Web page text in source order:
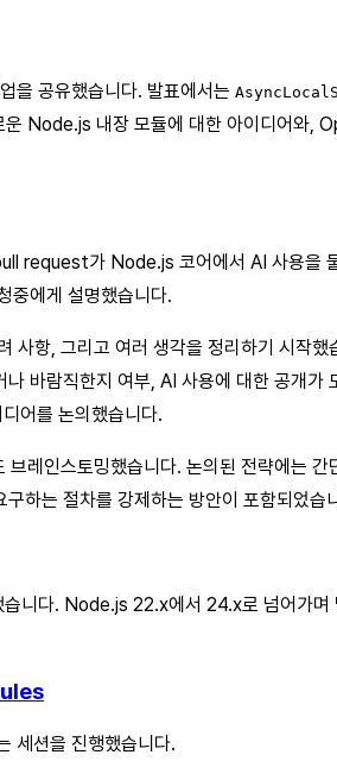
공유했습니다. 발표에서는
Node.js 내장 모듈에 대한 아이디어와
request가 Node.js 코어에서 AI 사용을
중에게 설명했습니다.
항, 그리고 여러 생각을 정리하기 시작
바람직한지 여부, AI 사용에 대한 공개
어를 논의했습니다.
레인스토밍했습니다. 논의된 전략에는
하는 절차를 강제하는 방안이 포함되었
니다. Node.js 22.x에서 24.x로 넘어가
세션을 진행했습니다.